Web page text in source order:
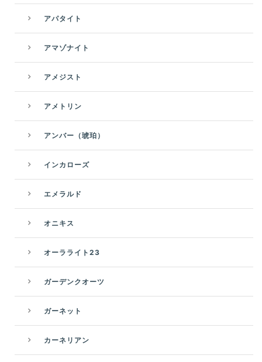
アパタイト
アマゾナイト
アメジスト
アメトリン
アンバー（琥珀）
インカローズ
エメラルド
オニキス
オーラライト23
ガーデンクオーツ
ガーネット
カーネリアン